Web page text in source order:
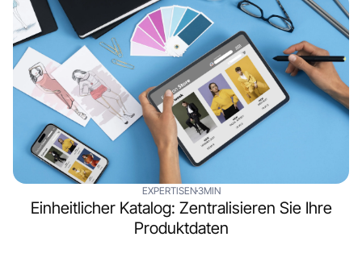
EXPERTISEN3MIN
Einheitlicher Katalog: Zentralisieren Sie Ihre
Produktdaten